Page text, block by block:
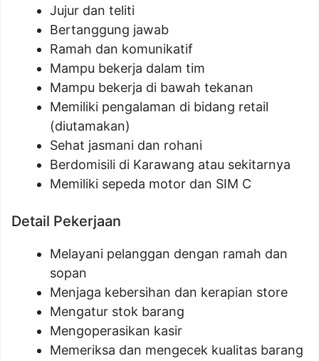
Jujur dan teliti
Bertanggung jawab
Ramah dan komunikatif
Mampu bekerja dalam tim
Mampu bekerja di bawah tekanan
Memiliki pengalaman di bidang retail
(diutamakan)
Sehat jasmani dan rohani
Berdomisili di Karawang atau sekitarnya
Memiliki sepeda motor dan SIM C
Detail Pekerjaan
Melayani pelanggan dengan ramah dan
sopan
Menjaga kebersihan dan kerapian store
Mengatur stok barang
Mengoperasikan kasir
Memeriksa dan mengecek kualitas barang